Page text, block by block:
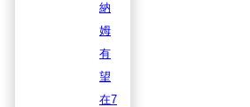
納
姆
有
望
在7